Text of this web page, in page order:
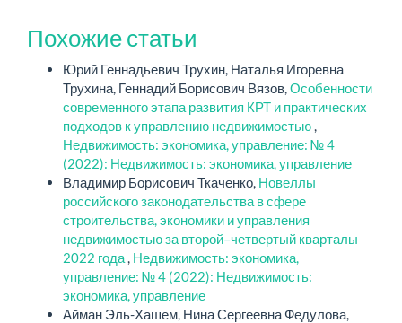
Похожие статьи
Юрий Геннадьевич Трухин, Наталья Игоревна
Трухина, Геннадий Борисович Вязов,Особенности
современного этапа развития КРТ и практических
подходов к управлению недвижимостью,
Недвижимость: экономика, управление: № 4
(2022): Недвижимость: экономика, управление
Владимир Борисович Ткаченко, Новеллы
российского законодательства в сфере
строительства, экономики и управления
недвижимостью за второй–четвертый кварталы
2022 года, Недвижимость: экономика,
управление: № 4 (2022): Недвижимость:
экономика, управление
Айман Эль-Хашем, Нина Сергеевна Федулова,